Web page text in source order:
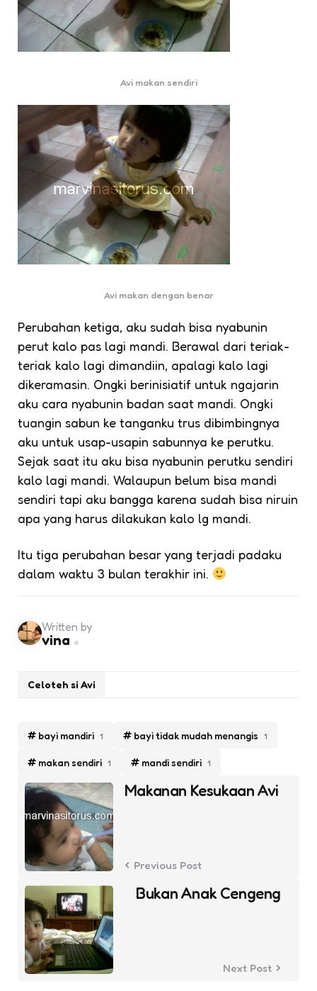
Avi makan sendiri
Avi makan dengan benar
Perubahan ketiga, aku sudah bisa nyabunin
perut kalo pas lagi mandi. Berawal dari teriak-
teriak kalo lagi dimandiin, apalagi kalo lagi
dikeramasin. Ongki berinisiatif untuk ngajarin
aku cara nyabunin badan saat mandi. Ongki
tuangin sabun ke tanganku trus dibimbingnya
aku untuk usap-usapin sabunnya ke perutku.
Sejak saat itu aku bisa nyabunin perutku sendiri
kalo lagi mandi. Walaupun belum bisa mandi
sendiri tapi aku bangga karena sudah bisa niruin
apa yang harus dilakukan kalo lg mandi.
Itu tiga perubahan besar yang terjadi padaku
dalam waktu 3 bulan terakhir ini.
bayi mandiri 1 bayi tidak mudah menangis 1
makan sendiri 1 mandi sendiri 1
Celoteh si Avi
Written by
vina
Post
navigation
Makanan Kesukaan Avi
Previous Post
Bukan Anak Cengeng
Next Post